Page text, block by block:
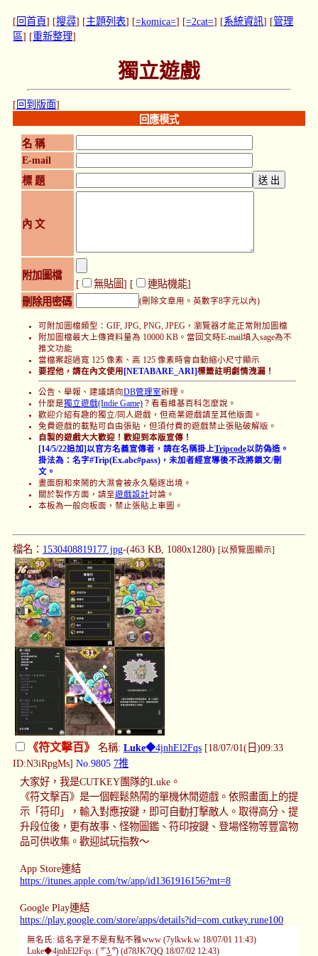
[ 回首頁] [搜尋] [主題列表] [=komica=] [=2cat=] [系統資訊] [管理
區] [重新整理]
獨立遊戲
[ 回到版面]
回應模式
名 稱
E-mail
標 題
內 文
附加圖檔
[ 無貼圖] [ 連貼機能]
刪除用密碼
(刪除文章用。英數字8字元以內)
可附加圖檔類型：GIF, JPG, PNG, JPEG，瀏覽器才能正常附加圖檔
附加圖檔最大上傳資料量為 10000 KB。當回文時E-mail填入sage為不
推文功能
當檔案超過寬 125 像素、高 125 像素時會自動縮小尺寸顯示
要捏他，請在內文使用 [NETABARE_ARI]標籤註明劇情洩漏！
公告、舉報、建議請向 DB管理室辦理。
什麼是獨立遊戲(Indie Game) ？看看維基百科怎麼說。
歡迎介紹有趣的獨立/同人遊戲，但商業遊戲請至其他版面。
免費遊戲的載點可自由張貼，但須付費的遊戲禁止張貼破解版。
自製的遊戲大大歡迎！歡迎到本版宣傳！
[14/5/22追加]以官方名義宣傳者，請在名稱掛上Tripcode以防偽造。
掛法為：名字#Trip(Ex.abc#pass)，未加者經宣導後不改將鎖文/刪
文。
畫面廚和來鬧的大濕會被永久驅逐出境。
關於製作方面，請至遊戲設計討論。
本板為一般向板面，禁止張貼上車圖。
檔名： 1530408819177.jpg-(463 KB, 1080x1280) [以預覽圖顯示]
《符文擊百》 名稱: Luke◆4jnhEl2Fqs [18/07/01(日)09:33
ID:N3iRpgMs] No.9805 7推
大家好，我是CUTKEY團隊的Luke。
《符文擊百》是一個輕鬆熱鬧的單機休閒遊戲。依照畫面上的提
示「符印」，輸入對應按鍵，即可自動打擊敵人。取得高分、提
升段位後，更有故事、怪物圖鑑、符印按鍵、登場怪物等豐富物
品可供收集。歡迎試玩指教～
App Store連結
https://itunes.apple.com/tw/app/id1361916156?mt=8
Google Play連結
https://play.google.com/store/apps/details?id=com.cutkey.rune100
無名氏: 這名字是不是有點不雅www (7ylkwk.w 18/07/01 11:43)
Luke◆4jnhEl2Fqs: ( ͡° ͜ʖ ͡°) (d78JK7QQ 18/07/02 12:43)